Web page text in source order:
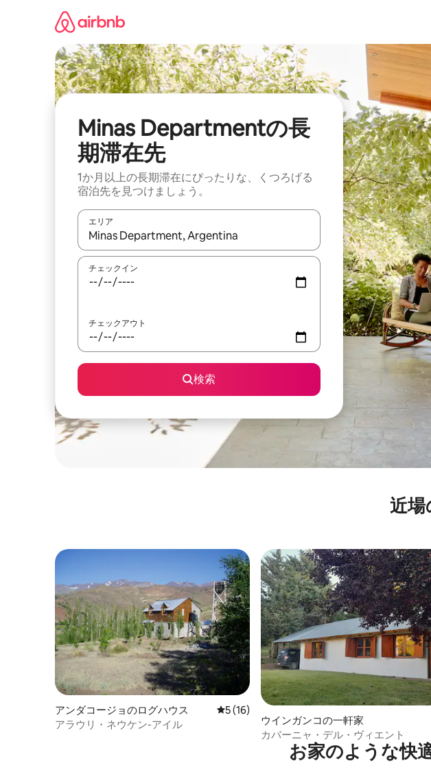
Minas Departmentの長
期滞在先
1か月以上の長期滞在にぴったりな、くつろげる
宿泊先を見つけましょう。
エリア
検索結果が表示されたら、上下の矢印キーを使って移動するか、画面をタッチ
チェックイン
チェックアウト
検索
近場
アンダコージョのログハウス レビュー16件、5つ星中5つ星の平均評価
5 (16)
アラウリ・ネウケン-アイル
ウインガンコの一軒家
カバーニャ・デル・ヴィエント
お家のような快⁠